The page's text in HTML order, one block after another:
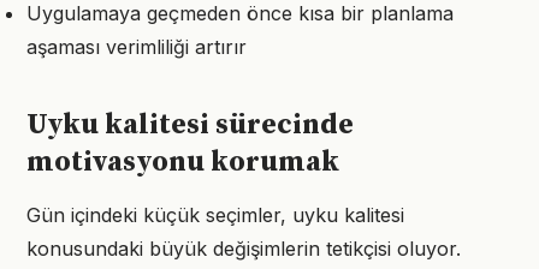
Uygulamaya geçmeden önce kısa bir planlama
aşaması verimliliği artırır
Uyku kalitesi sürecinde
motivasyonu korumak
Gün içindeki küçük seçimler, uyku kalitesi
konusundaki büyük değişimlerin tetikçisi oluyor.